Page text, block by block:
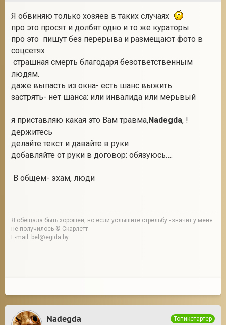
Я обвиняю только хозяев в таких случаях
про это просят и долбят одно и то же кураторы
про это пишут без перерыва и размещают фото в
соцсетях
страшная смерть благодаря безответственным
людям.
даже выпасть из окна- есть шанс выжить
застрять- нет шанса: или инвалида или мерьвый
я приставляю какая это Вам травма,Nadegda, !
держитесь
делайте текст и давайте в руки
добавляйте от руки в договор: обязуюсь….
В общем- эхам, люди
Я обещала быть хорошей, но если услышите стрельбу - значит у меня
не получилось © Скарлетт
E-mail: bel@egida.by
Nadegda
Топикстартер